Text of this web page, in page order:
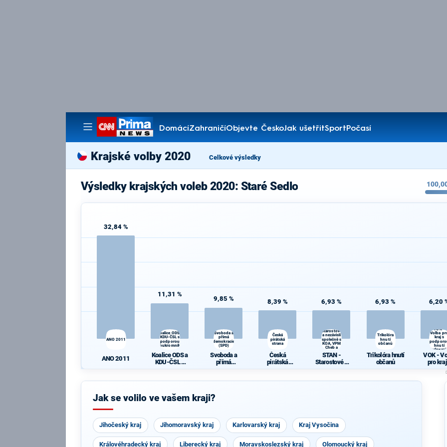
DomácíZahraničíObjevte ČeskoJak ušetřitSportPočasí
Pořady
Krajské volby 2020 Celkové výsledky
Výsledky krajských voleb 2020: Staré Sedlo
32,84 %
ANO 2011
ANO 2011
11,31 %
Koalice ODS a
KDU-ČSL s
podporou
Soukromníků
Koalice ODS a
KDU-ČSL s
9,85 %
Svoboda a
přímá
demokracie
(SPD)
Svoboda a
přímá
8,39 %
Česká
pirátská
strana
Česká
pirátská
6,93 %
Starostové
a nezávislí
společně s
KOA, VPM
Cheb a
STAN -
Starostové a
KOA, VPM
6,93 %
Trikolóra
hnutí
občanů
Trikolóra hnutí
občanů
6,20
VOK -
Volba
kraj s
hnutí
Karlovaráci
VOK -
pro
hnutí
Jak se volilo ve vašem kraji?
Jihočeský kraj Jihomoravský kraj Karlovarský kraj Kraj Vysočina
Královéhradecký kraj Liberecký kraj Moravskoslezský kraj Olomoucký kraj